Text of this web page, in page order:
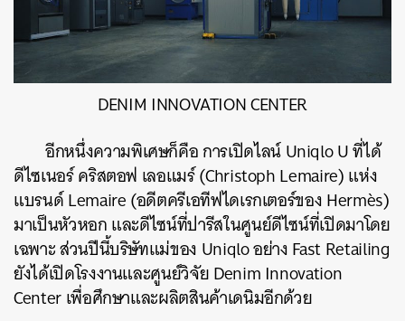
DENIM INNOVATION CENTER
อีกหนึ่งความพิเศษก็คือ การเปิดไลน์ Uniqlo U ที่ได้
ดีไซเนอร์ คริสตอฟ เลอแมร์ (Christoph Lemaire) แห่ง
แบรนด์ Lemaire (อดีตครีเอทีฟไดเรกเตอร์ของ Hermès)
มาเป็นหัวหอก และดีไซน์ที่ปารีสในศูนย์ดีไซน์ที่เปิดมาโดย
เฉพาะ ส่วนปีนี้บริษัทแม่ของ Uniqlo อย่าง Fast Retailing
ยังได้เปิดโรงงานและศูนย์วิจัย Denim Innovation
Center เพื่อศึกษาและผลิตสินค้าเดนิมอีกด้วย